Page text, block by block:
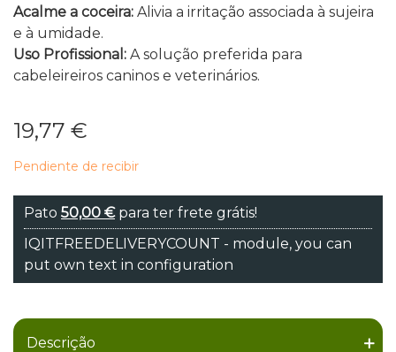
Acalme a coceira: Alivia a irritação associada à sujeira
e à umidade.
Uso Profissional: A solução preferida para
cabeleireiros caninos e veterinários.
19,77 €
Pendiente de recibir
Pato 50,00 €para ter frete grátis!
IQITFREEDELIVERYCOUNT - module, you can
put own text in configuration
Descrição